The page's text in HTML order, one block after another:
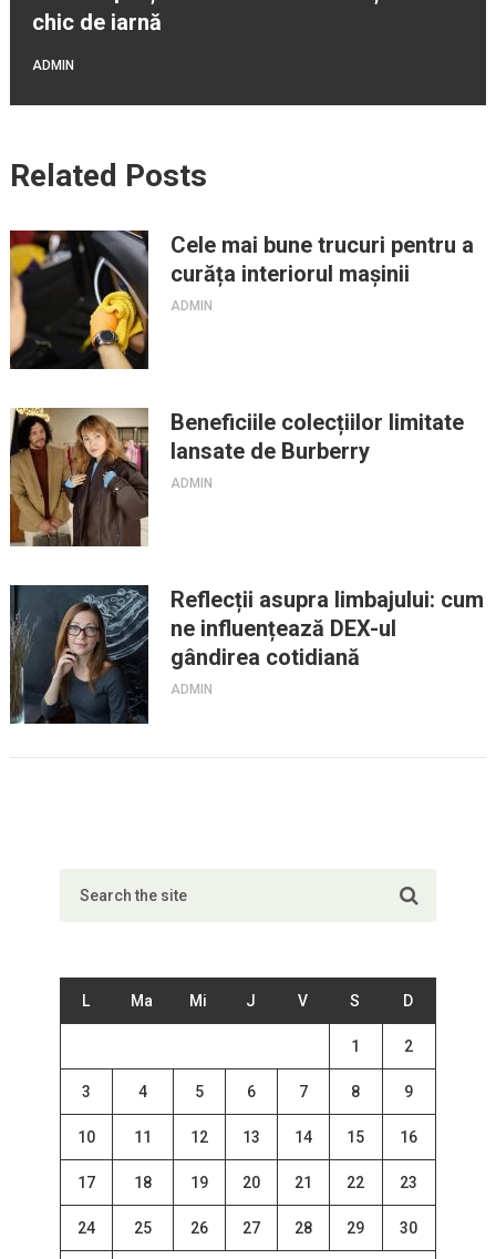
chic de iarnă
ADMIN
Related Posts
Cele mai bune trucuri pentru a
curăța interiorul mașinii
ADMIN
Beneficiile colecțiilor limitate
lansate de Burberry
ADMIN
Reflecții asupra limbajului: cum
ne influențează DEX-ul
gândirea cotidiană
ADMIN
L Ma Mi J V S D
1 2
3 4 5 6 7 8 9
10 11 12 13 14 15 16
17 18 19 20 21 22 23
24 25 26 27 28 29 30